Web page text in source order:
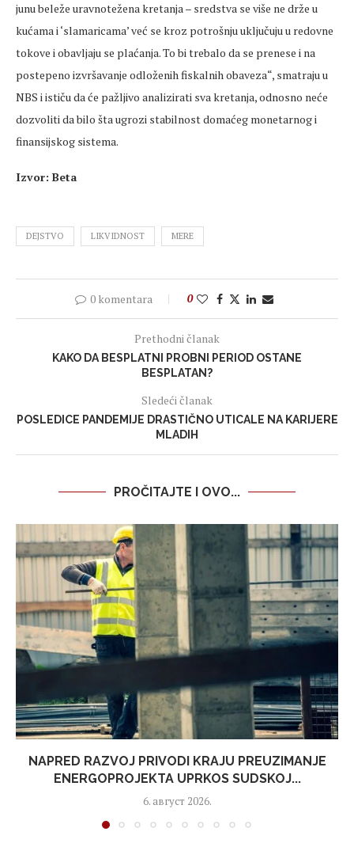
junu beleže uravnotežena kretanja – sredstva se više ne drže u
kućama i ‘slamaricama’ već se kroz potrošnju uključuju u redovne
tokove i obavljaju se plaćanja. To bi trebalo da se prenese i na
postepeno izvršavanje odloženih fiskalnih obaveza“, smatraju u
NBS i ističu da će pažljivo analizirati sva kretanja, odnosno neće
dozvoliti da bilo šta ugrozi stabilnost domaćeg monetarnog i
finansijskog sistema.
Izvor: Beta
DEJSTVO LIKVIDNOST MERE
0 komentara 0
Prethodni članak
KAKO DA BESPLATNI PROBNI PERIOD OSTANE
BESPLATAN?
Sledeći članak
POSLEDICE PANDEMIJE DRASTIČNO UTICALE NA KARIJERE
MLADIH
PROČITAJTE I OVO...
NAPRED RAZVOJ PRIVODI KRAJU PREUZIMANJE
ENERGOPROJEKTA UPRKOS SUDSKOJ...
6. август 2026.